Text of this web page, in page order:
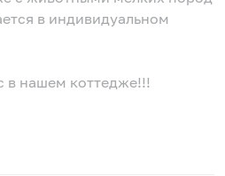
в индивидуальном
в нашем коттедже!!!